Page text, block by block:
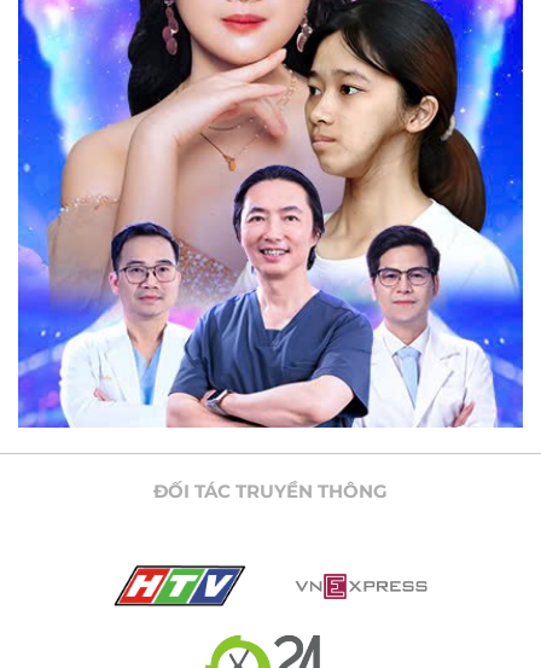
ĐỐI TÁC TRUYỀN THÔNG